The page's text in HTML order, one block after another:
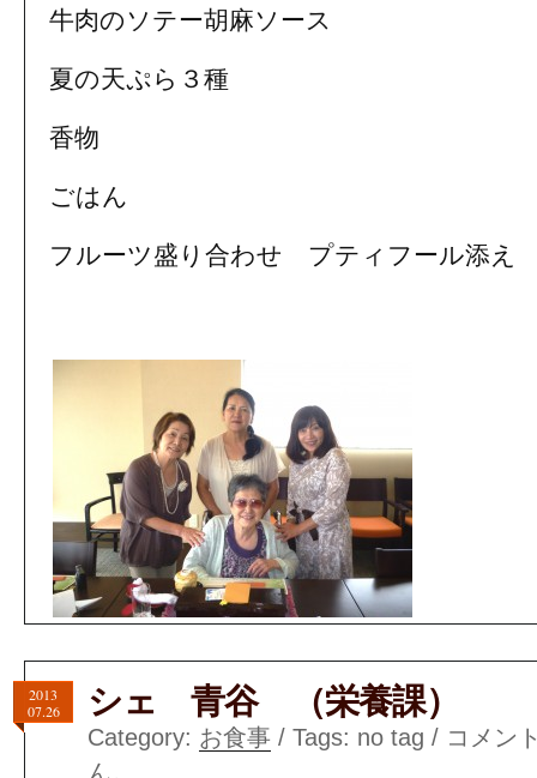
牛肉のソテー胡麻ソース
夏の天ぷら３種
香物
ごはん
フルーツ盛り合わせ プティフール添え
2013
07.26
シェ 青谷 （栄養課）
Category: お食事 / Tags: no tag / コメン
ん。